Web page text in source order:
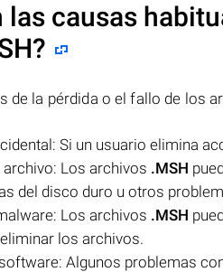
las causas
?
de la pérdida o el fallo de los
Si un usuario elimina
Los archivos .MSH
del disco duro u otros
Los archivos .MSH
los archivos.
Algunos problemas